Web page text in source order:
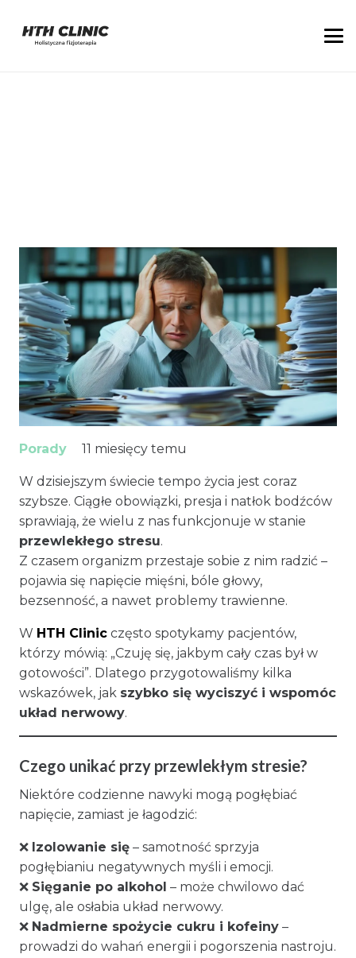
Porady 11 miesięcy temu
W dzisiejszym świecie tempo życia jest coraz
szybsze. Ciągłe obowiązki, presja i natłok bodźców
sprawiają, że wielu z nas funkcjonuje w stanie
przewlekłego stresu.
Z czasem organizm przestaje sobie z nim radzić –
pojawia się napięcie mięśni, bóle głowy,
bezsenność, a nawet problemy trawienne.
W HTH Clinic często spotykamy pacjentów,
którzy mówią: „Czuję się, jakbym cały czas był w
gotowości”. Dlatego przygotowaliśmy kilka
wskazówek, jak szybko się wyciszyć i wspomóc
układ nerwowy.
Czego unikać przy przewlekłym stresie?
Niektóre codzienne nawyki mogą pogłębiać
napięcie, zamiast je łagodzić:
❌ Izolowanie się – samotność sprzyja
pogłębianiu negatywnych myśli i emocji.
❌ Sięganie po alkohol – może chwilowo dać
ulgę, ale osłabia układ nerwowy.
❌ Nadmierne spożycie cukru i kofeiny –
prowadzi do wahań energii i pogorszenia nastroju.